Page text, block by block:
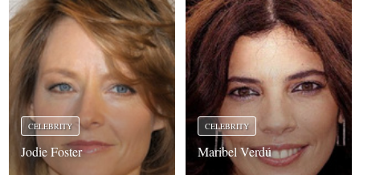
CELEBRITY
Jodie Foster
CELEBRITY
Maribel Verdú